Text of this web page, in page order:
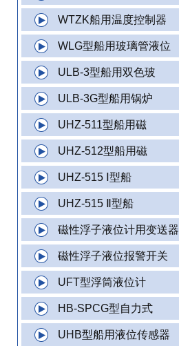
WTZK船用温度控制器
WLG型船用玻璃管液位
ULB-3型船用双色玻
ULB-3G型船用锅炉
UHZ-511型船用磁
UHZ-512型船用磁
UHZ-515 Ⅰ型船
UHZ-515 Ⅱ型船
磁性浮子液位计用变送器
磁性浮子液位报警开关
UFT型浮筒液位计
HB-SPCG型自力式
UHB型船用液位传感器